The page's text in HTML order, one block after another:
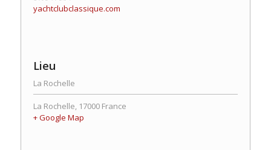
yachtclubclassique.com
Lieu
La Rochelle
La Rochelle, 17000 France
+ Google Map